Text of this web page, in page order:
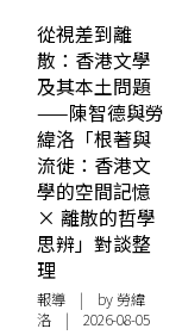
從視差到離
散：香港文學
及其本土問題
——陳智德與勞
緯洛「根著與
流徙：香港文
學的空間記憶
× 離散的哲學
思辨」對談整
理
報導 | by 勞緯
洛 | 2026-08-05